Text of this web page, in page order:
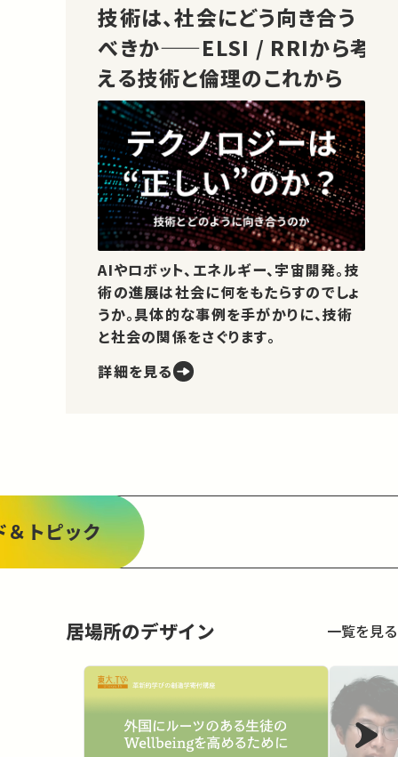
技術は、社会にどう向き合う
べきか——ELSI / RRIから考
える技術と倫理のこれから
AIやロボット、エネルギー、宇宙開発。技
術の進展は社会に何をもたらすのでしょ
うか。具体的な事例を手がかりに、技術
と社会の関係をさぐります。
詳細を見る
＆トピック
居場所のデザイン 一覧を見る